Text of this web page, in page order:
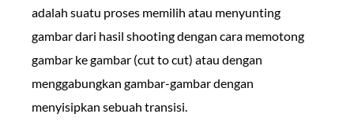
adalah suatu proses memilih atau menyunting
gambar dari hasil shooting dengan cara memotong
gambar ke gambar (cut to cut) atau dengan
menggabungkan gambar-gambar dengan
menyisipkan sebuah transisi.